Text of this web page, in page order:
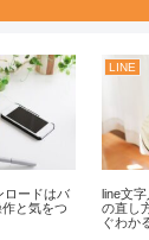
ロードはバ
と気をつ
LINE
line文
の直し
ぐわか